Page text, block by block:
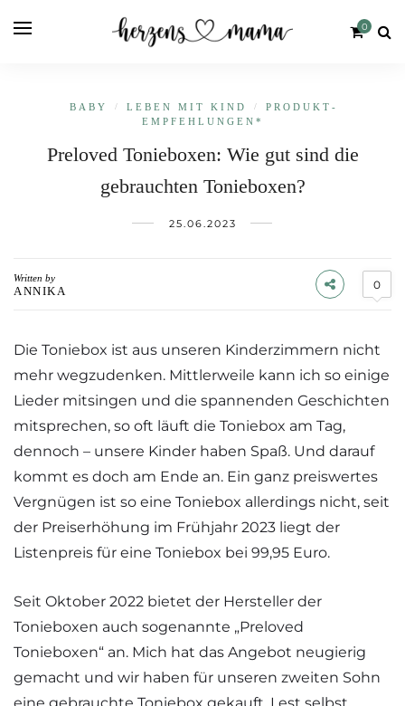
0
BABY / LEBEN MIT KIND /
PRODUKT­
EMPFEHLUNGEN*
Preloved Tonieboxen: Wie gut sind die
gebrauchten Tonieboxen?
25.06.2023
Written by
ANNIKA 0
Die Toniebox ist aus unseren Kinderzimmern nicht
mehr wegzudenken. Mittlerweile kann ich so einige
Lieder mitsingen und die spannenden Geschichten
mitsprechen, so oft läuft die Toniebox am Tag,
dennoch – unsere Kinder haben Spaß. Und darauf
kommt es doch am Ende an. Ein ganz preiswertes
Vergnügen ist so eine Toniebox allerdings nicht, seit
der Preiserhöhung im Frühjahr 2023 liegt der
Listenpreis für eine Toniebox bei 99,95 Euro.
Seit Oktober 2022 bietet der Hersteller der
Tonieboxen auch sogenannte „Preloved
Tonieboxen“ an. Mich hat das Angebot neugierig
gemacht und wir haben für unseren zweiten Sohn